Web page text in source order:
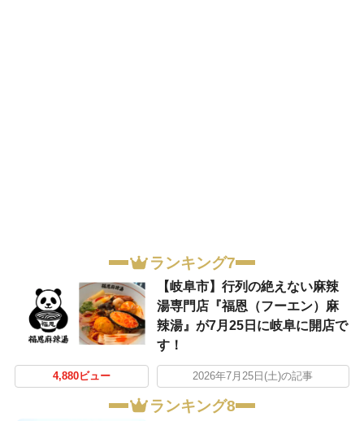
ランキング7
【岐阜市】行列の絶えない麻辣
湯専門店『福恩（フーエン）麻
辣湯』が7月25日に岐阜に開店で
す！
4,880ビュー 2026年7月25日(土)の記事
ランキング8